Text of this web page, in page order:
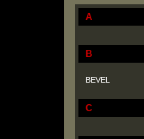
A
B
BEVEL
C